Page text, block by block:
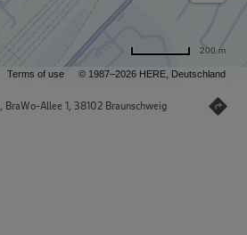
Terms of use © 1987–2026 HERE, Deutschland
200 m
, BraWo-Allee 1, 38102 Braunschweig